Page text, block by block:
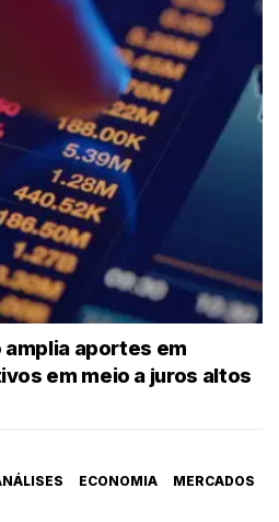
aportes em
em meio a juros altos
ECONOMIA MERCADOS